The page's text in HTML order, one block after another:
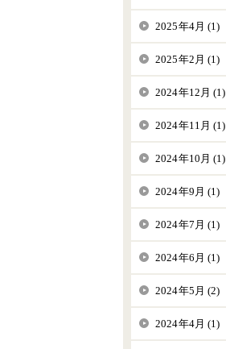
2025年4月 (1)
2025年2月 (1)
2024年12月 (1)
2024年11月 (1)
2024年10月 (1)
2024年9月 (1)
2024年7月 (1)
2024年6月 (1)
2024年5月 (2)
2024年4月 (1)